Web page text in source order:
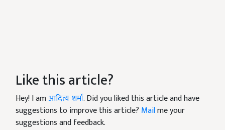
Like this article?
Hey! I amआदित्य शर्मा. Did you liked this article and have
suggestions to improve this article? Mailme your
suggestions and feedback.